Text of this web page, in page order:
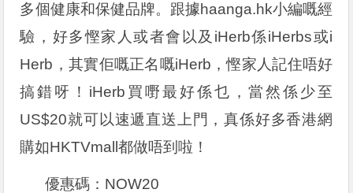
多個健康和保健品牌。跟據haanga.hk小編嘅經
驗，好多慳家人或者會以及iHerb係iHerbs或i
Herb，其實佢嘅正名嘅iHerb，慳家人記住唔好
搞錯呀！iHerb買嘢最好係乜，當然係少至
US$20就可以速遞直送上門，真係好多香港網
購如HKTVmall都做唔到啦！
優惠碼：NOW20